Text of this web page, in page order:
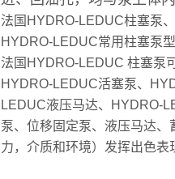
法国HYDRO-LEDUC柱塞泵
HYDRO-LEDUC常用柱塞泵
法国HYDRO-LEDUC 柱塞泵
HYDRO-LEDUC活塞泵、
LEDUC液压马达、HYDRO-
泵、位移固定泵、液压马达
力，介质和环境）发挥出色表